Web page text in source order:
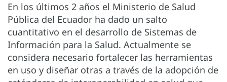
En los últimos 2 años el Ministerio de Salud
Pública del Ecuador ha dado un salto
cuantitativo en el desarrollo de Sistemas de
Información para la Salud. Actualmente se
considera necesario fortalecer las herramientas
en uso y diseñar otras a través de la adopción de